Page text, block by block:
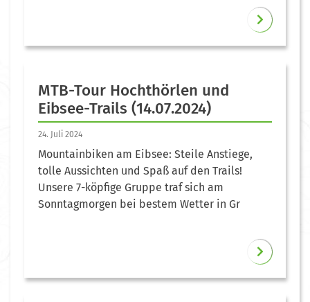
MTB-Tour Hochthörlen und
Eibsee-Trails (14.07.2024)
24. Juli 2024
Mountainbiken am Eibsee: Steile Anstiege,
tolle Aussichten und Spaß auf den Trails!
Unsere 7-köpfige Gruppe traf sich am
Sonntagmorgen bei bestem Wetter in Gr